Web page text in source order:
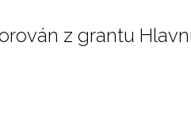
z grantu